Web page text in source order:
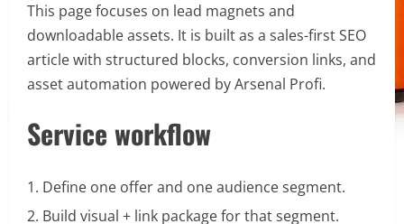
This page focuses on lead magnets and
downloadable assets. It is built as a sales-first SEO
article with structured blocks, conversion links, and
asset automation powered by Arsenal Profi.
Service workflow
Define one offer and one audience segment.
Build visual + link package for that segment.